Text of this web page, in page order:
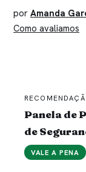
por Amanda
Como avaliamos
Panela de
de
VALE A PENA